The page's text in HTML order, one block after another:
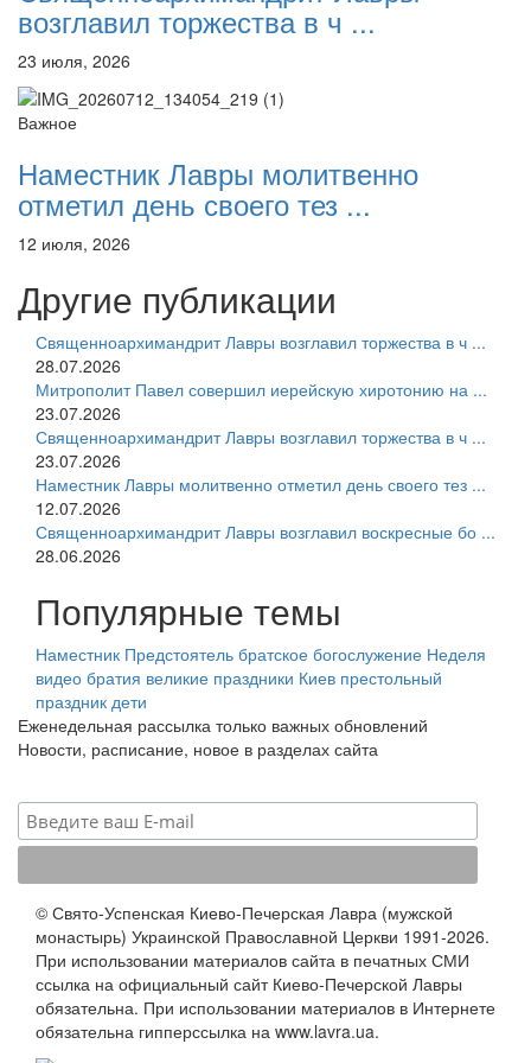
возглавил торжества в ч ...
23 июля, 2026
Важное
Наместник Лавры молитвенно
отметил день своего тез ...
12 июля, 2026
Другие публикации
Священноархимандрит Лавры возглавил торжества в ч ...
28.07.2026
Митрополит Павел совершил иерейскую хиротонию на ...
23.07.2026
Священноархимандрит Лавры возглавил торжества в ч ...
23.07.2026
Наместник Лавры молитвенно отметил день своего тез ...
12.07.2026
Священноархимандрит Лавры возглавил воскресные бо ...
28.06.2026
Популярные темы
Наместник Предстоятель братское богослужение Неделя
видео братия великие праздники Киев престольный
праздник дети
Еженедельная рассылка только важных обновлений
Новости, расписание, новое в разделах сайта
© Свято-Успенская Киево-Печерская Лавра (мужской
монастырь) Украинской Православной Церкви 1991-2026.
При использовании материалов сайта в печатных СМИ
ссылка на официальный сайт Киево-Печерской Лавры
обязательна. При использовании материалов в Интернете
обязательна гипперссылка на www.lavra.ua.